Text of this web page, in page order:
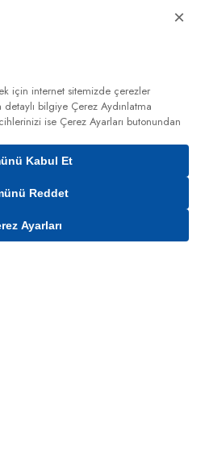
Haber Ver
×
için internet sitemizde çerezler
detaylı bilgiye Çerez Aydınlatma
ise Çerez Ayarları butonundan
Kabul Et
Reddet
Ayarları